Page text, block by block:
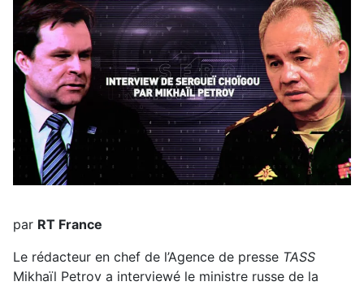
par RT France
Le rédacteur en chef de l’Agence de presse TASS
Mikhaïl Petrov a interviewé le ministre russe de la